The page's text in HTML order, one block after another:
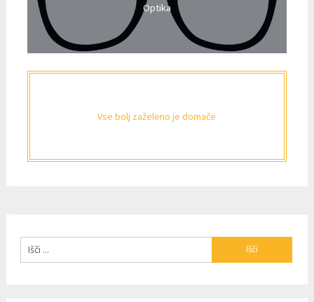
Optika
Vse bolj zaželeno je domače